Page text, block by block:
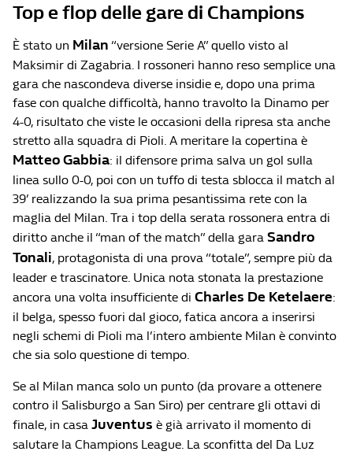
Top e flop delle gare di Champions
È stato un Milan “versione Serie A” quello visto al
Maksimir di Zagabria. I rossoneri hanno reso semplice una
gara che nascondeva diverse insidie e, dopo una prima
fase con qualche difficoltà, hanno travolto la Dinamo per
4-0, risultato che viste le occasioni della ripresa sta anche
stretto alla squadra di Pioli. A meritare la copertina è
Matteo Gabbia: il difensore prima salva un gol sulla
linea sullo 0-0, poi con un tuffo di testa sblocca il match al
39’ realizzando la sua prima pesantissima rete con la
maglia del Milan. Tra i top della serata rossonera entra di
diritto anche il “man of the match” della gara Sandro
Tonali, protagonista di una prova “totale”, sempre più da
leader e trascinatore. Unica nota stonata la prestazione
ancora una volta insufficiente di Charles De Ketelaere:
il belga, spesso fuori dal gioco, fatica ancora a inserirsi
negli schemi di Pioli ma l’intero ambiente Milan è convinto
che sia solo questione di tempo.
Se al Milan manca solo un punto (da provare a ottenere
contro il Salisburgo a San Siro) per centrare gli ottavi di
finale, in casa Juventus è già arrivato il momento di
salutare la Champions League. La sconfitta del Da Luz